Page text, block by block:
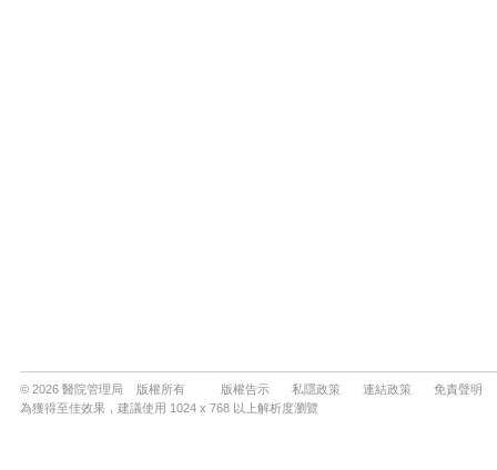
© 2026 醫院管理局 版權所有 版權告示 私隱政策 連結政策
免責聲明
為獲得至佳效果，建議使用 1024 x 768 以上解析度瀏覽